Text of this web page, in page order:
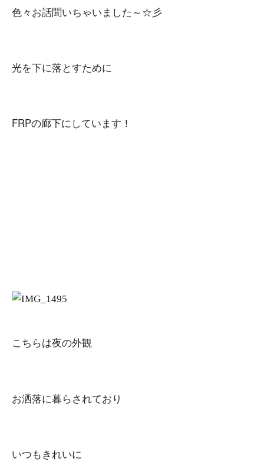
色々お話聞いちゃいました～☆彡
光を下に落とすために
FRPの廊下にしています！
こちらは夜の外観
お洒落に暮らされており
いつもきれいに